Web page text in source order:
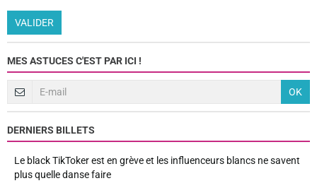
VALIDER
MES ASTUCES C'EST PAR ICI !
OK
DERNIERS BILLETS
Le black TikToker est en grève et les influenceurs blancs ne savent
plus quelle danse faire